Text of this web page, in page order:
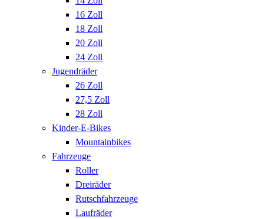
16 Zoll
18 Zoll
20 Zoll
24 Zoll
Jugendräder
26 Zoll
27,5 Zoll
28 Zoll
Kinder-E-Bikes
Mountainbikes
Fahrzeuge
Roller
Dreiräder
Rutschfahrzeuge
Laufräder